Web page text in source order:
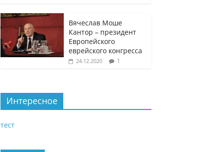
Вячеслав Моше
Кантор – президент
Европейского
еврейского конгресса
24.12.2020 1
Интересное
тест